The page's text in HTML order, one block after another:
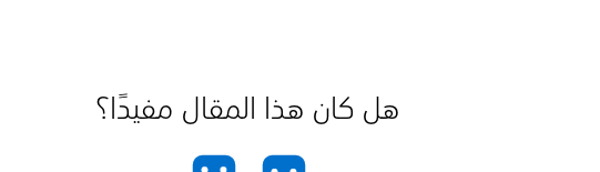
هل كان هذا المقال مفيدًا؟